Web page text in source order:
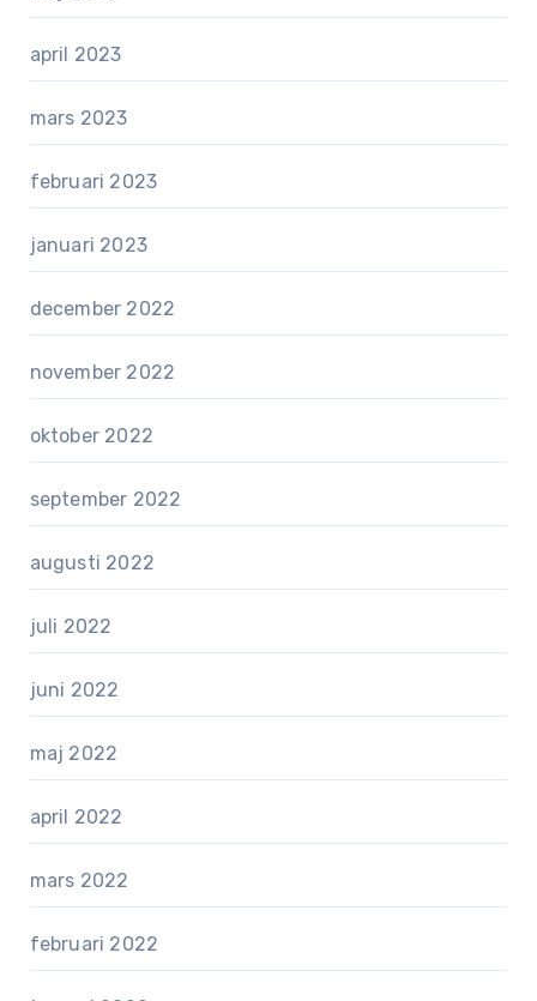
april 2023
mars 2023
februari 2023
januari 2023
december 2022
november 2022
oktober 2022
september 2022
augusti 2022
juli 2022
juni 2022
maj 2022
april 2022
mars 2022
februari 2022